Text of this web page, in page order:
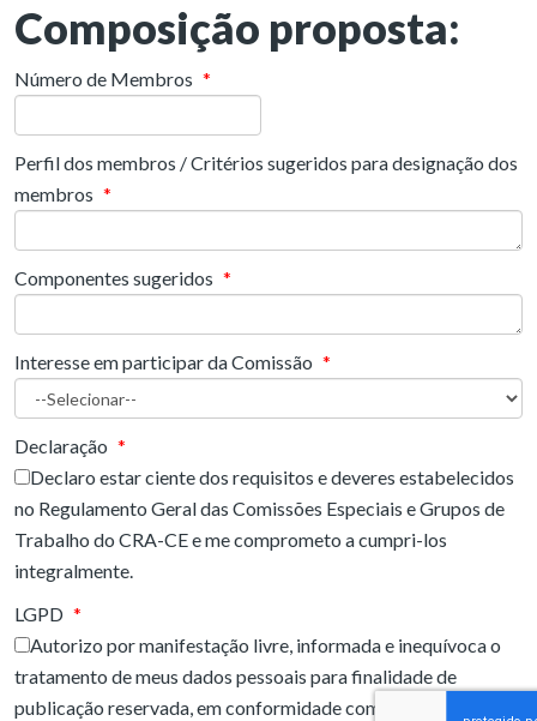
Composição proposta:
Número de Membros *
Perfil dos membros / Critérios sugeridos para designação dos
membros *
Componentes sugeridos *
Interesse em participar da Comissão *
Declaração *
Declaro estar ciente dos requisitos e deveres estabelecidos
no Regulamento Geral das Comissões Especiais e Grupos de
Trabalho do CRA-CE e me comprometo a cumpri-los
integralmente.
LGPD *
Autorizo por manifestação livre, informada e inequívoca o
tratamento de meus dados pessoais para finalidade de
publicação reservada, em conformidade com a Lei nº 13.709 –